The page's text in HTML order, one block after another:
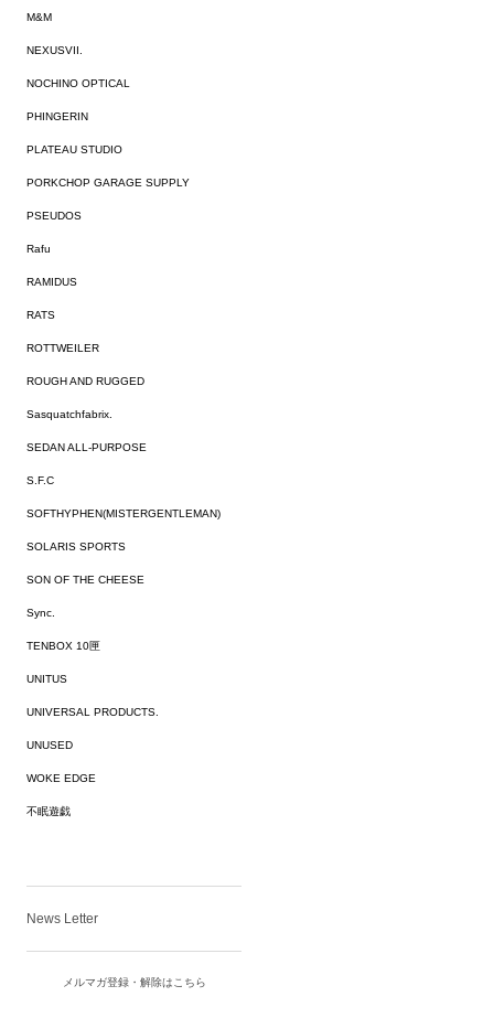
M&M
NEXUSVII.
NOCHINO OPTICAL
PHINGERIN
PLATEAU STUDIO
PORKCHOP GARAGE SUPPLY
PSEUDOS
Rafu
RAMIDUS
RATS
ROTTWEILER
ROUGH AND RUGGED
Sasquatchfabrix.
SEDAN ALL-PURPOSE
S.F.C
SOFTHYPHEN(MISTERGENTLEMAN)
SOLARIS SPORTS
SON OF THE CHEESE
Sync.
TENBOX 10匣
UNITUS
UNIVERSAL PRODUCTS.
UNUSED
WOKE EDGE
不眠遊戯
News Letter
メルマガ登録・解除はこちら